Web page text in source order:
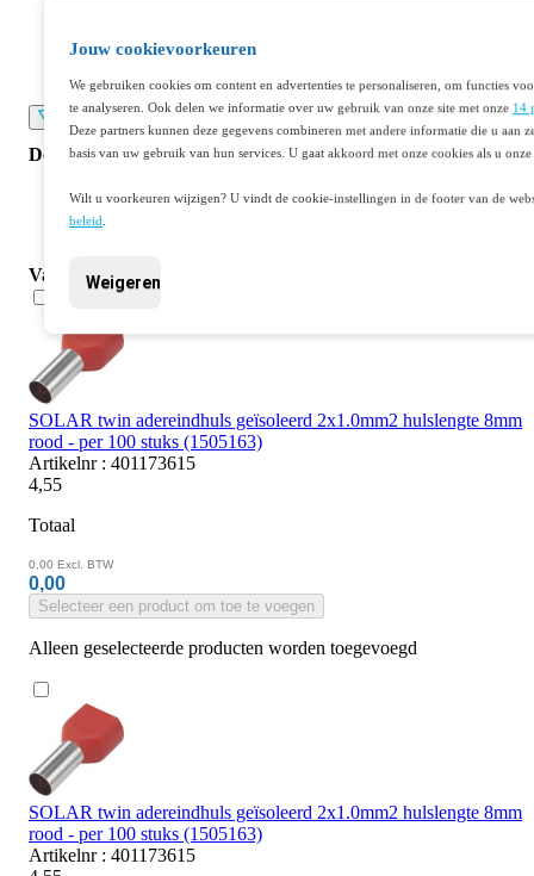
Jouw cookievoorkeuren
We gebruiken cookies om content en advertenties te personaliseren, om functies
te analyseren. Ook delen we informatie over uw gebruik van onze site met onze 14
Deze partners kunnen deze gegevens combineren met andere informatie die u aan
basis van uw gebruik van hun services. U gaat akkoord met onze cookies als u
Wilt u voorkeuren wijzigen? U vindt de cookie-instellingen in de footer van de
beleid
Weigeren
Breedte (mm)
Met handvat
Ja
Lees meer
Documenten
Datasheet 401311320
Vaak samen gekocht
SOLAR twin adereindhuls geïsoleerd 2x1.0mm2 hulslengte 8mm
rood - per 100 stuks (1505163)
Artikelnr : 401173615
4,55
Totaal
0,00 Excl. BTW
0,00
Selecteer een product om toe te voegen
Alleen geselecteerde producten worden toegevoegd
SOLAR twin adereindhuls geïsoleerd 2x1.0mm2 hulslengte 8mm
rood - per 100 stuks (1505163)
Artikelnr : 401173615